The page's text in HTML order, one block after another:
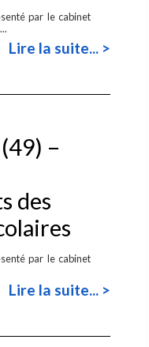
par le cabinet
Lire la suite... >
–
des
par le cabinet
Lire la suite... >